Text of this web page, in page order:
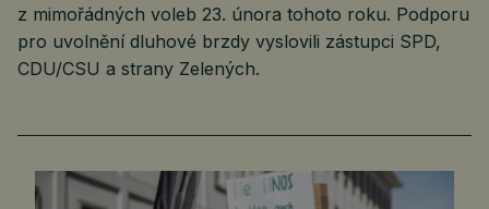
z mimořádných voleb 23. února tohoto roku. Podporu
pro uvolnění dluhové brzdy vyslovili zástupci SPD,
CDU/CSU a strany Zelených.